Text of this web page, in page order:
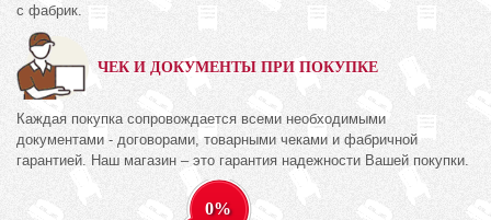
с фабрик.
ЧЕК И ДОКУМЕНТЫ ПРИ ПОКУПКЕ
Каждая покупка сопровождается всеми необходимыми
документами - договорами, товарными чеками и фабричной
гарантией. Наш магазин – это гарантия надежности Вашей покупки.
0%